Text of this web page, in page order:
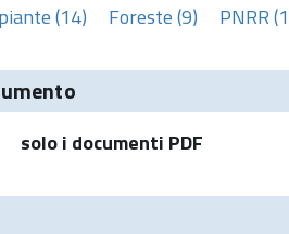
(14) Foreste (9) PNRR
solo i documenti PDF